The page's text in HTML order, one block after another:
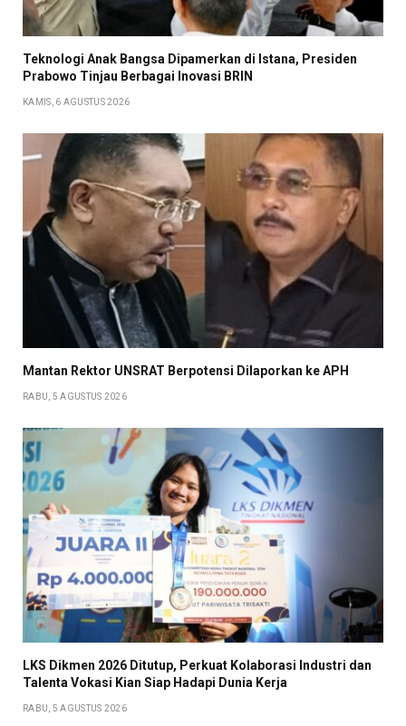
Teknologi Anak Bangsa Dipamerkan di Istana, Presiden
Prabowo Tinjau Berbagai Inovasi BRIN
KAMIS, 6 AGUSTUS 2026
Mantan Rektor UNSRAT Berpotensi Dilaporkan ke APH
RABU, 5 AGUSTUS 2026
LKS Dikmen 2026 Ditutup, Perkuat Kolaborasi Industri dan
Talenta Vokasi Kian Siap Hadapi Dunia Kerja
RABU, 5 AGUSTUS 2026